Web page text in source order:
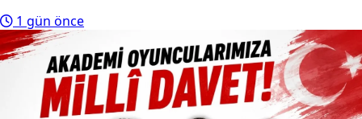
1 gün önce